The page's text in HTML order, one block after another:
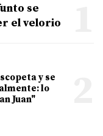
se
el velorio
y se
lo
Juan"